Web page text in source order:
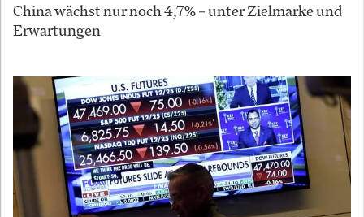
China wächst nur noch 4,7% – unter Zielmarke und
Erwartungen